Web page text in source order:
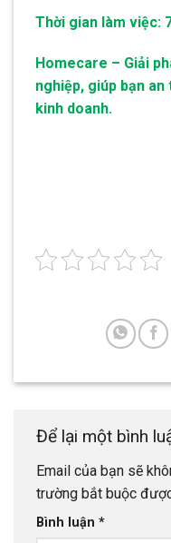
Thời gian làm việc:
Homecare – Giải
nghiệp, giúp bạn
kinh doanh.
Để lại một bình
Email của bạn sẽ
trường bắt buộc
Bình luận *